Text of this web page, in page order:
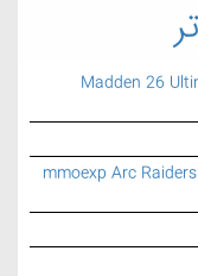
Madden 26
mmoexp Arc